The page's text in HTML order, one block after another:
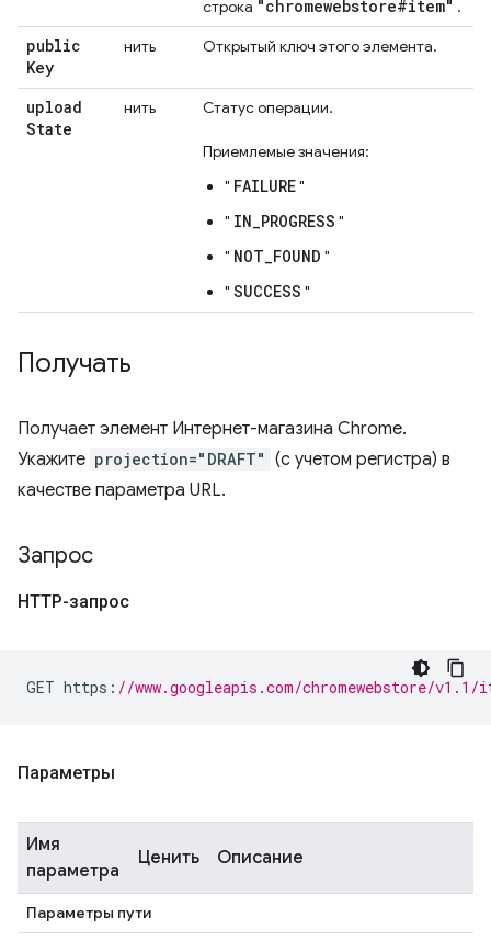
строка "chromewebstore#item" .
public
Key
нить Открытый ключ этого элемента.
upload
State
нить Статус операции.
Приемлемые значения:
" FAILURE"
" IN_PROGRESS "
" NOT_FOUND "
" SUCCESS "
Получать
Получает элемент Интернет-магазина Chrome.
Укажите projection="DRAFT" (с учетом регистра) в
качестве параметра URL.
Запрос
HTTP-запрос
GET https : //www.googleapis.com/chromewebstore/
Параметры
Имя
параметра
Ценить Описание
Параметры пути